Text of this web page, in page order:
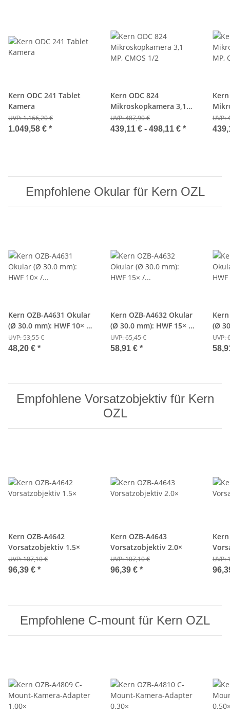
Kern ODC 241 Tablet
Kamera
UVP:1.166,20 €
1.049,58 € *
Kern ODC 824
Mikroskopkamera 3,1
MP, CMOS 1/2
UVP:487,90 €
439,11 € - 498,11 € *
MP,
UVP:
Empfohlene Okular für Kern OZL
Kern OZB-A4631 Okular
(Ø 30.0 mm): HWF 10× /
Ø 20.0 mm
UVP:53,55 €
48,20 € *
Kern OZB-A4632 Okular
(Ø 30.0 mm): HWF 15× /
Ø 15.0 mm
UVP:65,45 €
58,91 € *
(Ø
Ø
UVP:
Empfohlene Vorsatzobjektiv für Kern
OZL
Kern OZB-A4642
Vorsatzobjektiv 1.5×
UVP:107,10 €
96,39 € *
Kern OZB-A4643
Vorsatzobjektiv 2.0×
UVP:107,10 €
96,39 € *
UVP:
Empfohlene C-mount für Kern OZL